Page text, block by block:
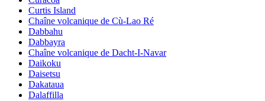
Curtis Island
Chaîne volcanique de Cù-Lao Ré
Dabbahu
Dabbayra
Chaîne volcanique de Dacht-I-Navar
Daikoku
Daisetsu
Dakataua
Dalaffilla